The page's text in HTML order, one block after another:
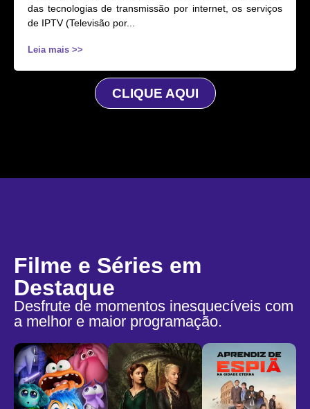
das tecnologias de transmissão por internet, os serviços
de IPTV (Televisão por...
Leia mais >>
CLIQUE AQUI
Filme e Séries em
Destaque
Desfrute de momentos inesquecíveis com
a melhor e maior programação.